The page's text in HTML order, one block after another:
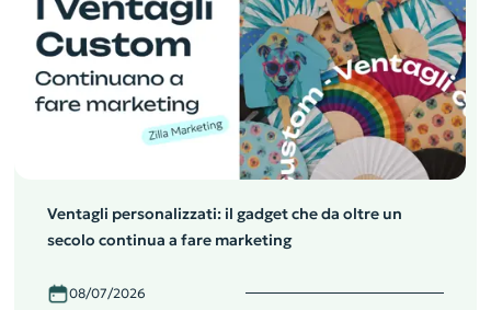
Ventagli personalizzati: il gadget che da oltre un
secolo continua a fare marketing
08/07/2026